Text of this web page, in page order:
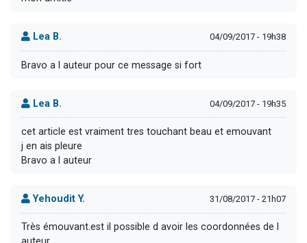
Lea B. 04/09/2017 - 19h38
Bravo a l auteur pour ce message si fort
Lea B. 04/09/2017 - 19h35
cet article est vraiment tres touchant beau et emouvant
j en ais pleure
Bravo a l auteur
Yehoudit Y. 31/08/2017 - 21h07
Très émouvant.est il possible d avoir les coordonnées de l